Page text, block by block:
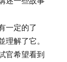
一定的了
解了它。
官希望看到